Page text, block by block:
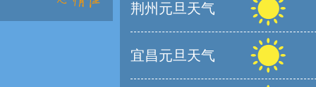
荆州元旦天气
宜昌元旦天气